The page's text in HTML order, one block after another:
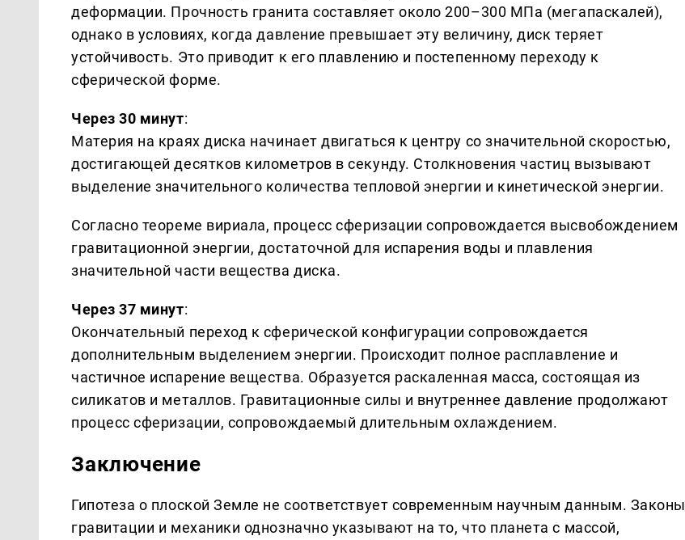
деформации. Прочность гранита составляет около 200–300 МПа (мегапаскалей),
однако в условиях, когда давление превышает эту величину, диск теряет
устойчивость. Это приводит к его плавлению и постепенному переходу к
сферической форме.
Через 30 минут:
Материя на краях диска начинает двигаться к центру со значительной скоростью,
достигающей десятков километров в секунду. Столкновения частиц вызывают
выделение значительного количества тепловой энергии и кинетической энергии.
Согласно теореме вириала, процесс сферизации сопровождается высвобождением
гравитационной энергии, достаточной для испарения воды и плавления
значительной части вещества диска.
Через 37 минут:
Окончательный переход к сферической конфигурации сопровождается
дополнительным выделением энергии. Происходит полное расплавление и
частичное испарение вещества. Образуется раскаленная масса, состоящая из
силикатов и металлов. Гравитационные силы и внутреннее давление продолжают
процесс сферизации, сопровождаемый длительным охлаждением.
Заключение
Гипотеза о плоской Земле не соответствует современным научным данным. Законы
гравитации и механики однозначно указывают на то, что планета с массой,